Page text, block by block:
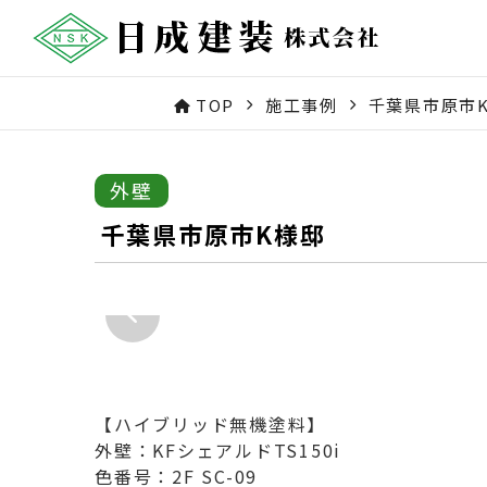
TOP 施工事例 千葉県市原市
外壁
千葉県市原市K様邸
【ハイブリッド無機塗料】
外壁：KFシェアルドTS150i
色番号：2F SC-09